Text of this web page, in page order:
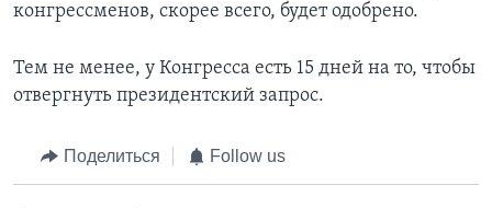
конгрессменов, скорее всего, будет одобрено.
Тем не менее, у Конгресса есть 15 дней на то, чтобы
отвергнуть президентский запрос.
Поделиться Follow us